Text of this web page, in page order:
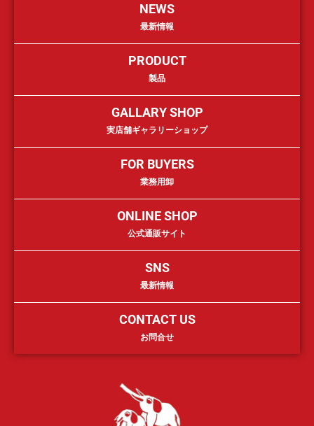
NEWS
最新情報
PRODUCT
製品
GALLARY SHOP
実店舗ギャラリーショップ
FOR BUYERS
業務用卸
ONLINE SHOP
公式通販サイト
SNS
最新情報
CONTACT US
お問合せ